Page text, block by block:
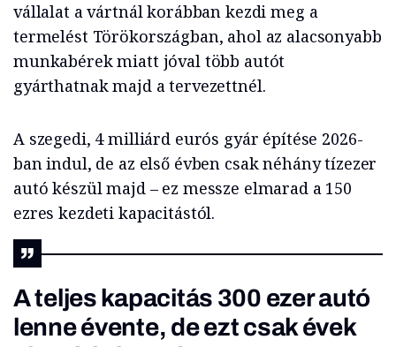
vállalat a vártnál korábban kezdi meg a
termelést Törökországban, ahol az alacsonyabb
munkabérek miatt jóval több autót
gyárthatnak majd a tervezettnél.
A szegedi, 4 milliárd eurós gyár építése 2026-
ban indul, de az első évben csak néhány tízezer
autó készül majd – ez messze elmarad a 150
ezres kezdeti kapacitástól.
A teljes kapacitás 300 ezer autó
lenne évente, de ezt csak évek